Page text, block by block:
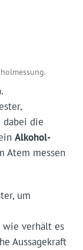
dabei die
Alkohol-
Atem messen
um
wie verhält es
Aussagekraft